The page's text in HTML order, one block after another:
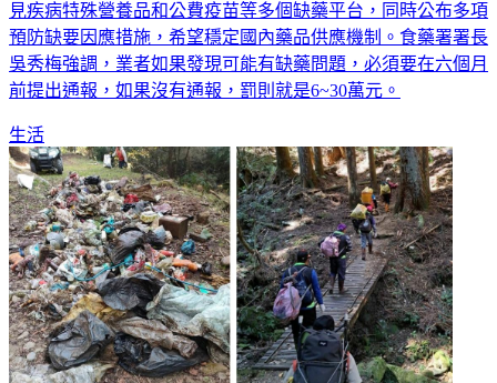
見疾病特殊營養品和公費疫苗等多個缺藥平台，同時公布多項
預防缺要因應措施，希望穩定國內藥品供應機制。食藥署署長
吳秀梅強調，業者如果發現可能有缺藥問題，必須要在六個月
前提出通報，如果沒有通報，罰則就是6~30萬元。
生活